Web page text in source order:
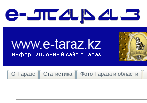
О Таразе Статистика Фото Тараза и области